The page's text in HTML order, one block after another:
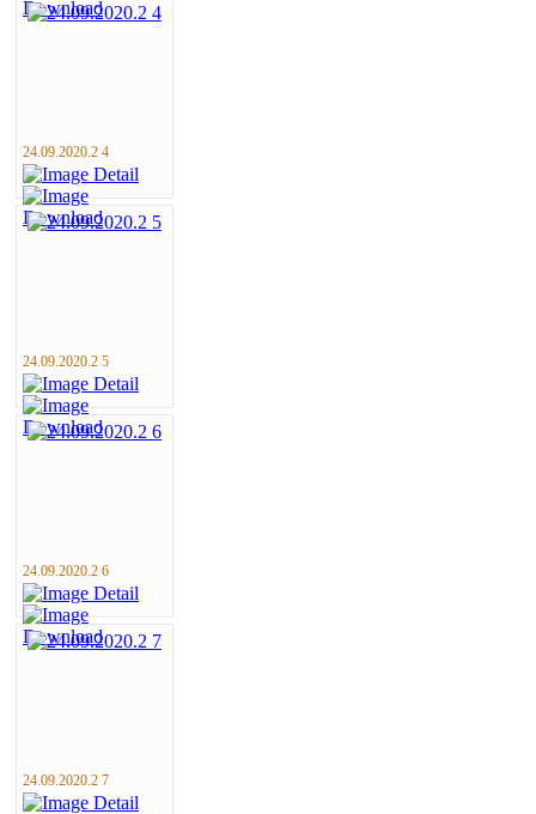
24.09.2020.2 4
24.09.2020.2 5
24.09.2020.2 6
24.09.2020.2 7